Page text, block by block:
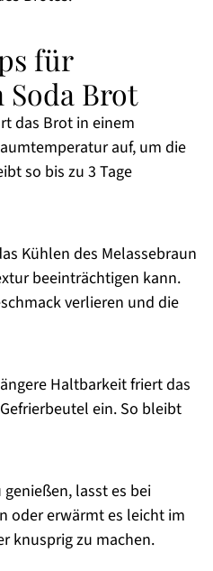
für
Soda Brot
das Brot in einem
auf, um die
so bis zu 3 Tage
Kühlen des Melassebraun
beeinträchtigen kann.
verlieren und die
Haltbarkeit friert das
ein. So bleibt
lasst es bei
oder erwärmt es leicht im
knusprig zu machen.